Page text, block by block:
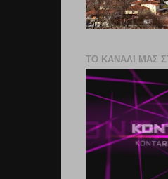
ΤΟ ΚΑΝΑΛΙ ΜΑΣ